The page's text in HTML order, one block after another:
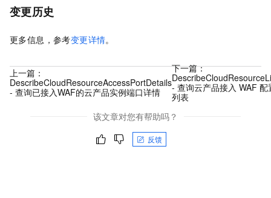
变更历史
更多信息，参考变更详情。
上一篇：
DescribeCloudResourceAccessPortDetails
- 查询已接入WAF的云产品实例端口详情
下一篇：
- 查询云产品接入 WAF 配
列表
该文章对您有帮助吗？
反馈